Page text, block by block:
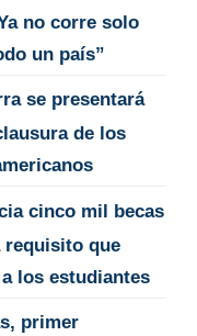
no corre solo
un país”
se presentará
de los
cinco mil becas
que
los estudiantes
primer